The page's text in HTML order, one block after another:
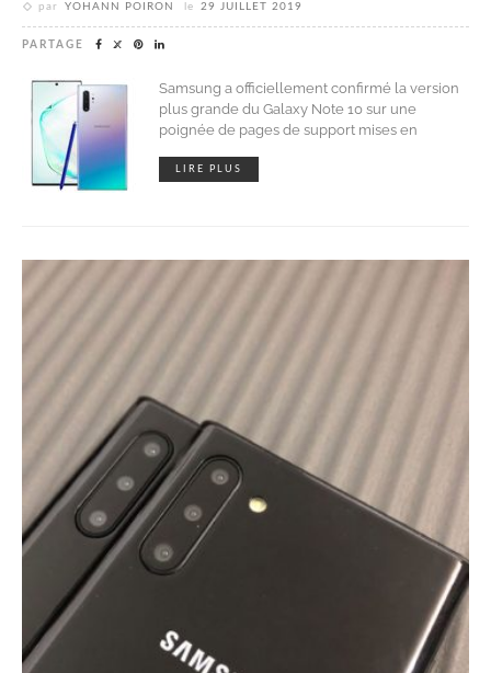
par YOHANN POIRON le 29 JUILLET 2019
PARTAGE
Samsung a officiellement confirmé la version
plus grande du Galaxy Note 10 sur une
poignée de pages de support mises en
LIRE PLUS